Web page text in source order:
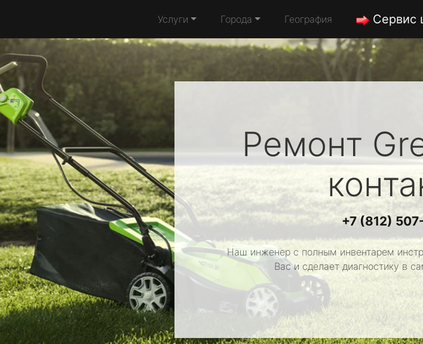
Услуги Города География Сервис
Ремонт
+7 (812)
Наш инженер с полным инвентарем
Вас и сделает диагностику в